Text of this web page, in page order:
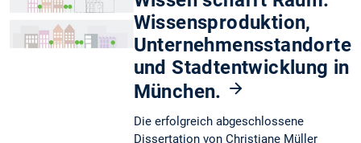
Wissensproduktion,
Unternehmensstandorte
und Stadtentwicklung in
München.
Die erfolgreich abgeschlossene
Dissertation von Christiane Müller